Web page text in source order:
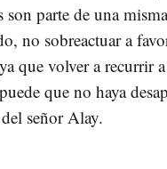
parte de una
no sobreactuar a
que volver a recurrir
puede que no haya
señor Alay.